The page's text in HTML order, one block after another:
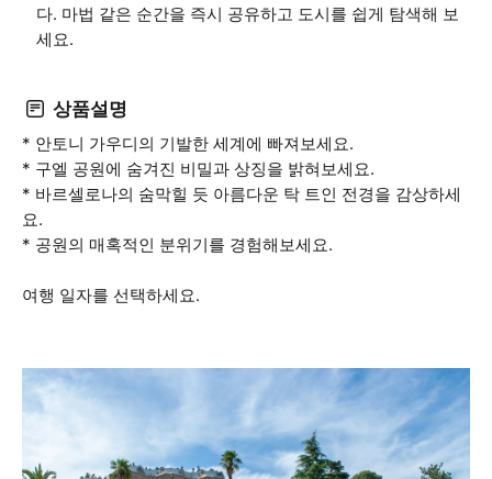
다. 마법 같은 순간을 즉시 공유하고 도시를 쉽게 탐색해 보
세요.
상품설명
* 안토니 가우디의 기발한 세계에 빠져보세요.
* 구엘 공원에 숨겨진 비밀과 상징을 밝혀보세요.
* 바르셀로나의 숨막힐 듯 아름다운 탁 트인 전경을 감상하세
요.
* 공원의 매혹적인 분위기를 경험해보세요.
여행 일자를 선택하세요.